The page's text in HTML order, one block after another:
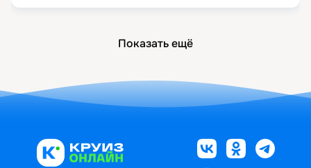
Показать ещё